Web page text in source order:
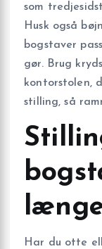
som
Husk også
bogstaver
gør. Brug
kontorstolen,
stilling, så
Har du otte